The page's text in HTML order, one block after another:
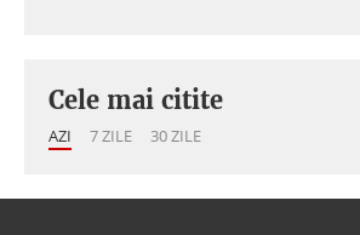
Cele mai citite
AZI 7 ZILE 30 ZILE